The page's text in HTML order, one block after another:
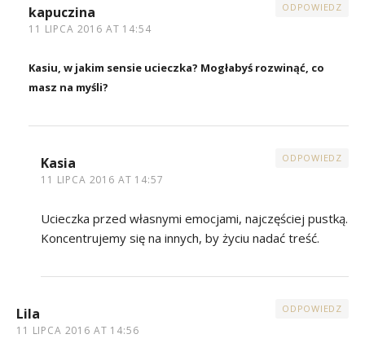
kapuczina
11 LIPCA 2016 AT 14:54
ODPOWIEDZ
Kasiu, w jakim sensie ucieczka? Mogłabyś rozwinąć, co
masz na myśli?
Kasia
11 LIPCA 2016 AT 14:57
ODPOWIEDZ
Ucieczka przed własnymi emocjami, najczęściej pustką.
Koncentrujemy się na innych, by życiu nadać treść.
Lila
11 LIPCA 2016 AT 14:56
ODPOWIEDZ